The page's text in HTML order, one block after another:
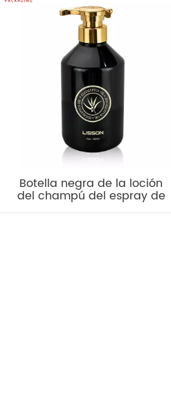
Botella negra de la loción
del champú del espray de
la bomba de la cubierta del